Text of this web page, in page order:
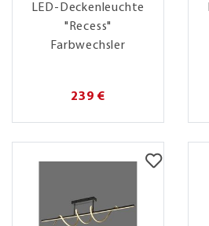
LED-Deckenleuchte
"Recess"
Farbwechsler
239 €